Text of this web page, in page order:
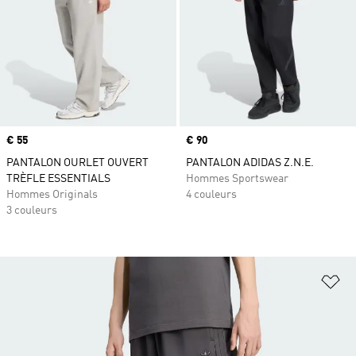
Prix
€ 55
PANTALON OURLET OUVERT
TRÈFLE ESSENTIALS
Hommes Originals
3 couleurs
Prix
€ 90
PANTALON ADIDAS Z.N.E.
Hommes Sportswear
4 couleurs